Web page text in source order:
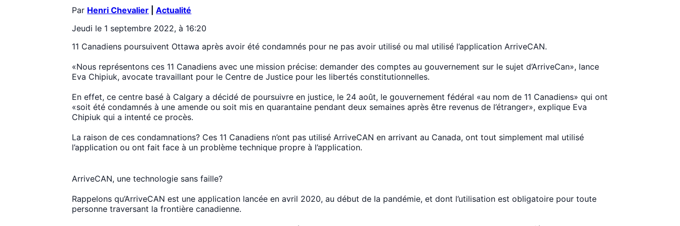
Par Henri Chevalier |Actualité
Jeudi le 1 septembre 2022, à 16:20
11 Canadiens poursuivent Ottawa après avoir été condamnés pour ne pas avoir utilisé ou mal utilisé l’application ArriveCAN.
«Nous représentons ces 11 Canadiens avec une mission précise: demander des comptes au gouvernement sur le sujet d’ArriveCan», lance
Eva Chipiuk, avocate travaillant pour le Centre de Justice pour les libertés constitutionnelles.
En effet, ce centre basé à Calgary a décidé de poursuivre en justice, le 24 août, le gouvernement fédéral «au nom de 11 Canadiens» qui ont
«soit été condamnés à une amende ou soit mis en quarantaine pendant deux semaines après être revenus de l’étranger», explique Eva
Chipiuk qui a intenté ce procès.
La raison de ces condamnations? Ces 11 Canadiens n’ont pas utilisé ArriveCAN en arrivant au Canada, ont tout simplement mal utilisé
l’application ou ont fait face à un problème technique propre à l’application.
ArriveCAN, une technologie sans faille?
Rappelons qu’ArriveCAN est une application lancée en avril 2020, au début de la pandémie, et dont l’utilisation est obligatoire pour toute
personne traversant la frontière canadienne.